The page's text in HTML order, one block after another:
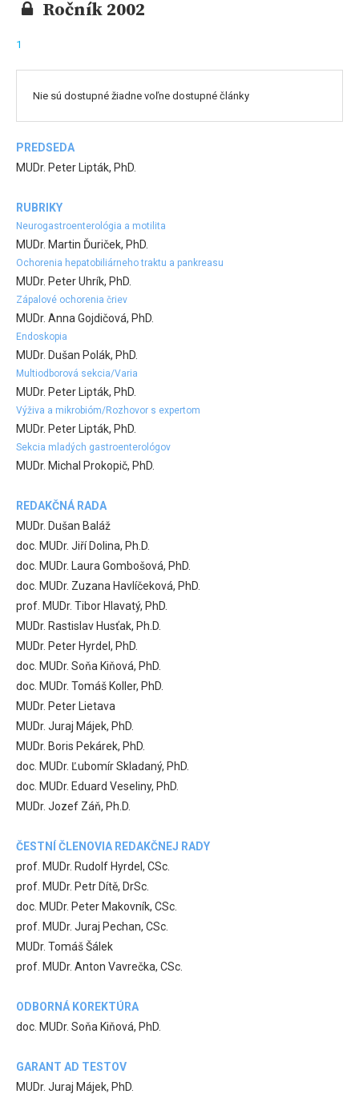
Ročník 2002
1
Nie sú dostupné žiadne voľne dostupné články
PREDSEDA
MUDr. Peter Lipták, PhD.
RUBRIKY
Neurogastroenterológia a motilita
MUDr. Martin Ďuriček, PhD.
Ochorenia hepatobiliárneho traktu a pankreasu
MUDr. Peter Uhrík, PhD.
Zápalové ochorenia čriev
MUDr. Anna Gojdičová, PhD.
Endoskopia
MUDr. Dušan Polák, PhD.
Multiodborová sekcia/Varia
MUDr. Peter Lipták, PhD.
Výživa a mikrobióm/Rozhovor s expertom
MUDr. Peter Lipták, PhD.
Sekcia mladých gastroenterológov
MUDr. Michal Prokopič, PhD.
REDAKČNÁ RADA
MUDr. Dušan Baláž
doc. MUDr. Jiří Dolina, Ph.D.
doc. MUDr. Laura Gombošová, PhD.
doc. MUDr. Zuzana Havlíčeková, PhD.
prof. MUDr. Tibor Hlavatý, PhD.
MUDr. Rastislav Husťak, Ph.D.
MUDr. Peter Hyrdel, PhD.
doc. MUDr. Soňa Kiňová, PhD.
doc. MUDr. Tomáš Koller, PhD.
MUDr. Peter Lietava
MUDr. Juraj Májek, PhD.
MUDr. Boris Pekárek, PhD.
doc. MUDr. Ľubomír Skladaný, PhD.
doc. MUDr. Eduard Veseliny, PhD.
MUDr. Jozef Záň, Ph.D.
ČESTNÍ ČLENOVIA REDAKČNEJ RADY
prof. MUDr. Rudolf Hyrdel, CSc.
prof. MUDr. Petr Dítě, DrSc.
doc. MUDr. Peter Makovník, CSc.
prof. MUDr. Juraj Pechan, CSc.
MUDr. Tomáš Šálek
prof. MUDr. Anton Vavrečka, CSc.
ODBORNÁ KOREKTÚRA
doc. MUDr. Soňa Kiňová, PhD.
GARANT AD TESTOV
MUDr. Juraj Májek, PhD.